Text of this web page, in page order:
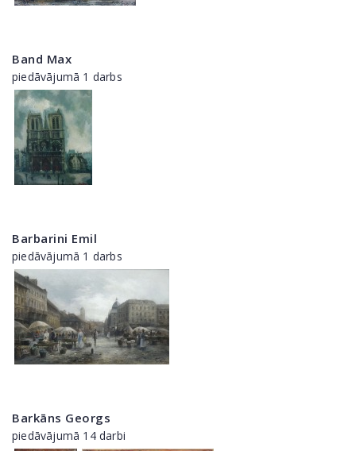
Band Max
piedāvājumā 1 darbs
Barbarini Emil
piedāvājumā 1 darbs
Barkāns Georgs
piedāvājumā 14 darbi